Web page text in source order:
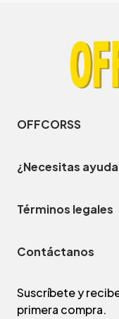
OFFCORSS
¿Necesitas
Términos legales
Contáctanos
Suscríbete y
primera compra.